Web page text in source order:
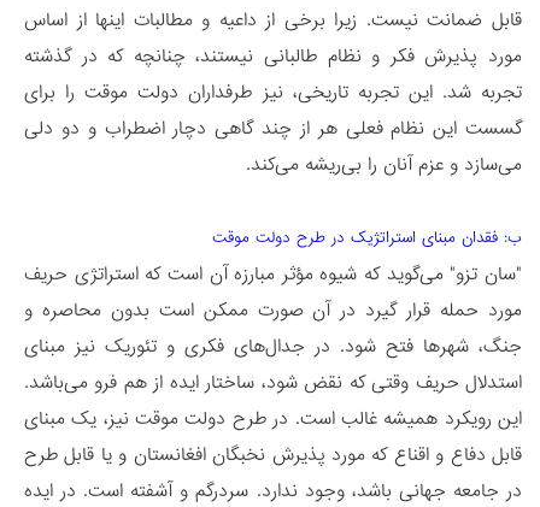
قابل ضمانت نیست. زیرا برخی از داعیه و مطالبات اینها از اساس
مورد پذیرش فکر و نظام طالبانی نیستند، چنانچه که در گذشته
تجربه شد. این تجربه تاریخی، نیز طرفداران دولت موقت را برای
گسست این نظام فعلی هر از چند گاهی دچار اضطراب و دو دلی
می‌سازد و عزم آنان را بی‌ریشه می‌کند.
ب: فقدان مبنای استراتژیک در طرح دولت موقت
"سان تزو" می‌گوید که شیوه مؤثر مبارزه آن است که استراتژی حریف
مورد حمله قرار گیرد در آن صورت ممکن است بدون محاصره و
جنگ، شهرها فتح شود. در جدال‌های فکری و تئوریک نیز مبنای
استدلال حریف وقتی که نقض شود، ساختار ایده از هم فرو می‌باشد.
این رویکرد همیشه غالب است. در طرح دولت موقت نیز، یک مبنای
قابل دفاع و اقناع که مورد پذیرش نخبگان افغانستان و یا قابل طرح
در جامعه جهانی باشد، وجود ندارد. سردرگم و آشفته است. در ایده